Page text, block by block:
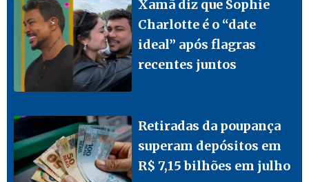
Xamã diz que Sophie
Charlotte é o “date
ideal” após flagras
recentes juntos
Retiradas da poupança
superam depósitos em
R$ 7,15 bilhões em julho